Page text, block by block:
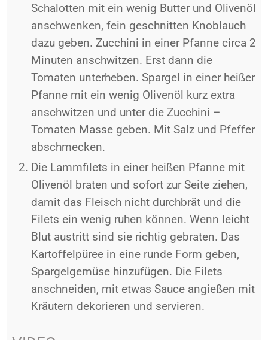
Schalotten mit ein wenig Butter und Olivenöl
anschwenken, fein geschnitten Knoblauch
dazu geben. Zucchini in einer Pfanne circa 2
Minuten anschwitzen. Erst dann die
Tomaten unterheben. Spargel in einer heißer
Pfanne mit ein wenig Olivenöl kurz extra
anschwitzen und unter die Zucchini –
Tomaten Masse geben. Mit Salz und Pfeffer
abschmecken.
Die Lammfilets in einer heißen Pfanne mit
Olivenöl braten und sofort zur Seite ziehen,
damit das Fleisch nicht durchbrät und die
Filets ein wenig ruhen können. Wenn leicht
Blut austritt sind sie richtig gebraten. Das
Kartoffelpüree in eine runde Form geben,
Spargelgemüse hinzufügen. Die Filets
anschneiden, mit etwas Sauce angießen mit
Kräutern dekorieren und servieren.